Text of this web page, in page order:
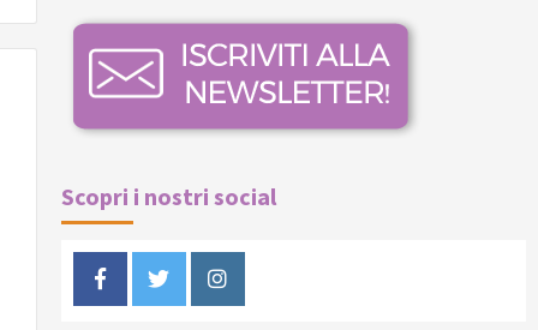
Scopri i nostri social
FacebookTwitterInstagram